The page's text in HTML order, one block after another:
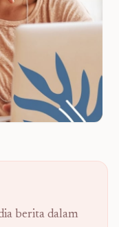
berita dalam